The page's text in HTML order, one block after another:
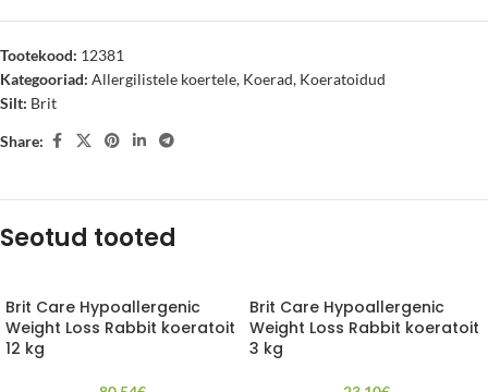
Tootekood: 12381
Kategooriad: Allergilistele koertele, Koerad, Koeratoidud
Silt: Brit
Share:
Seotud tooted
Brit Care Hypoallergenic
Weight Loss Rabbit koeratoit
12 kg
Brit Care Hypoallergenic
Weight Loss Rabbit koeratoit
3 kg